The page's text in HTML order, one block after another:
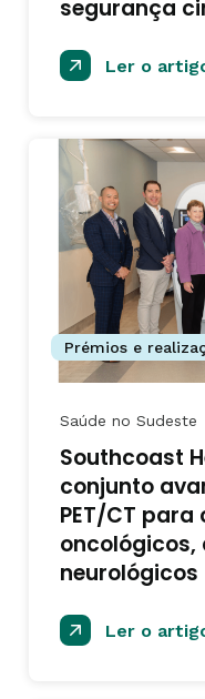
segurança
Ler o
Prémios e
Saúde no Sudeste
Southcoast
conjunto
PET/CT
neurológicos
Ler o